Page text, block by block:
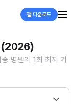
앱 다운로드
(2026)
병원의 1회 최저 가